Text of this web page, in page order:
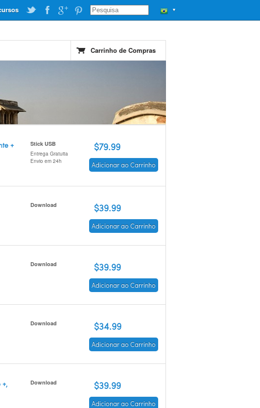
▼
Carrinho de Compras
+ Stick USB
Entrega Gratuita
Envio em 24h
$79.99
Adicionar ao Carrinho
Download $39.99
Adicionar ao Carrinho
Download $39.99
Adicionar ao Carrinho
Download $34.99
Adicionar ao Carrinho
Download $39.99
Adicionar ao Carrinho